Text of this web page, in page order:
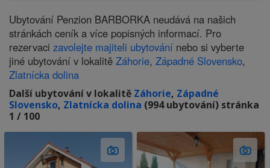
Ubytování Penzion BARBORKA neudává na našich
stránkách ceník a více popisných informací. Pro
rezervaci zavolejte majiteli ubytování nebo si vyberte
jiné ubytování v lokalitě Záhorie, Západné Slovensko,
Zlatnícka dolina
Další ubytování v lokalitě Záhorie, Západné
Slovensko, Zlatnícka dolina (994 ubytování) stránka
1 / 100